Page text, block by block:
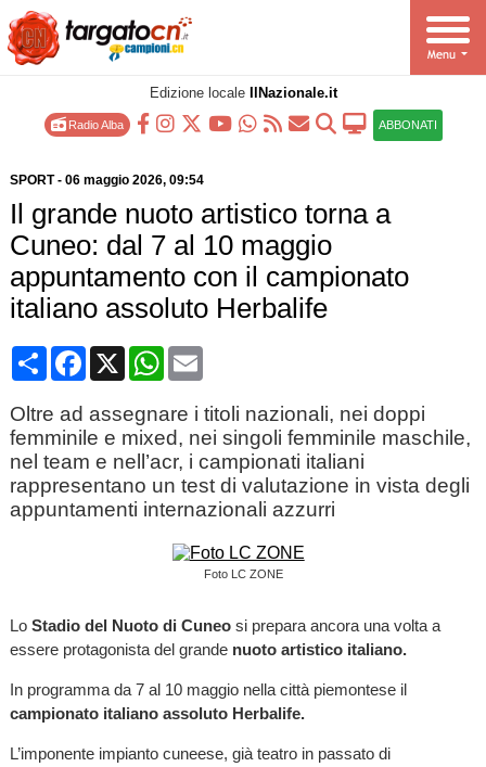
Edizione locale IlNazionale.it
Radio Alba ABBONATI
SPORT- 06 maggio 2026, 09:54
Il grande nuoto artistico torna a
Cuneo: dal 7 al 10 maggio
appuntamento con il campionato
italiano assoluto Herbalife
CondividiFacebook
X WhatsApp
Email
Oltre ad assegnare i titoli nazionali, nei doppi
femminile e mixed, nei singoli femminile maschile,
nel team e nell’acr, i campionati italiani
rappresentano un test di valutazione in vista degli
appuntamenti internazionali azzurri
Foto LC ZONE
Lo Stadio del Nuoto di Cuneo si prepara ancora una volta a
essere protagonista del grande nuoto artistico italiano.
In programma da 7 al 10 maggio nella città piemontese il
campionato italiano assoluto Herbalife.
L’imponente impianto cuneese, già teatro in passato di